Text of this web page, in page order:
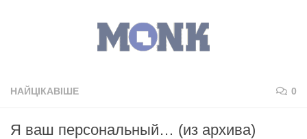
НАЙЦІКАВІШЕ 0
Я ваш персональный… (из архива)